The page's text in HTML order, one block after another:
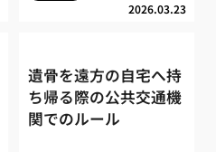
2026.03.23
遺骨を遠方の自宅へ持
ち帰る際の公共交通機
関でのルール